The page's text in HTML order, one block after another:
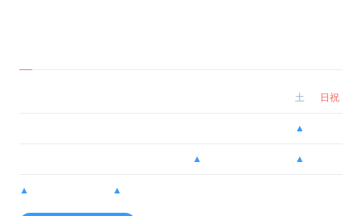
土 日祝
▲
▲ ▲
▲ ▲